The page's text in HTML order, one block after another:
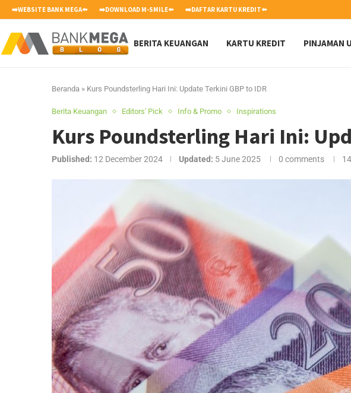
➡️WEBSITE BANK MEGA⬅️ ➡️DOWNLOAD M-SMILE⬅️ ➡️DAFTAR KARTU KREDIT⬅️
BERITA KEUANGAN KARTU KREDIT PINJAMAN
Beranda » Kurs Poundsterling Hari Ini: Update Terkini GBP to IDR
Berita Keuangan Editors' Pick Info & Promo Inspirations
Kurs Poundsterling Hari Ini:
Published: 12 December 2024 Updated: 5 June 2025 0 comments